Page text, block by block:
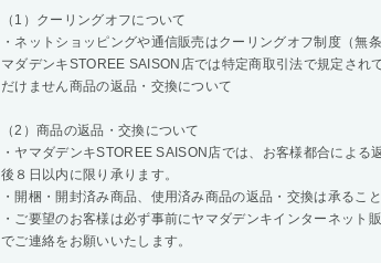
（1）クーリングオフについて
・ネットショッピングや通信販売はクーリングオフ制度（無
マダデンキSTOREE SAISON店では特定商取引法で規定され
だけません商品の返品・交換について
（2）商品の返品・交換について
・ヤマダデンキSTOREE SAISON店では、お客様都合によ
後８日以内に限り承ります。
・開梱・開封済み商品、使用済み商品の返品・交換は承るこ
・ご要望のお客様は必ず事前にヤマダデンキインターネット
でご連絡をお願いいたします。